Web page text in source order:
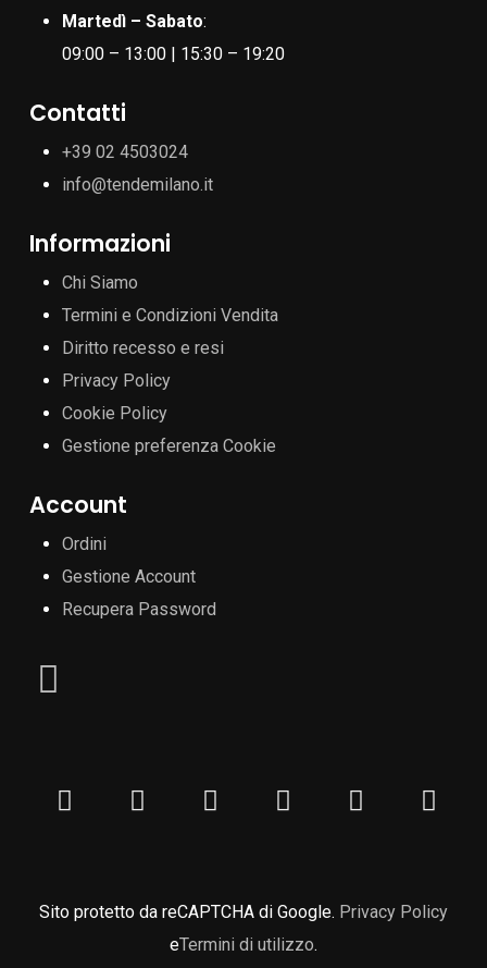
Martedì – Sabato:
09:00 – 13:00 | 15:30 – 19:20
Contatti
+39 02 4503024
info@tendemilano.it
Informazioni
Chi Siamo
Termini e Condizioni Vendita
Diritto recesso e resi
Privacy Policy
Cookie Policy
Gestione preferenza Cookie
Account
Ordini
Gestione Account
Recupera Password
Sito protetto da reCAPTCHA di Google. Privacy Policy
eTermini di utilizzo.